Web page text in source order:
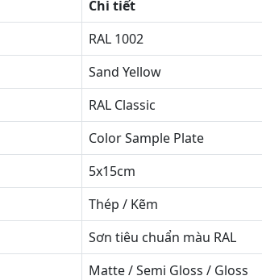
Chi tiết
RAL 1002
Sand Yellow
RAL Classic
Color Sample Plate
5x15cm
Thép / Kẽm
Sơn tiêu chuẩn màu RAL
Matte / Semi Gloss / Gloss